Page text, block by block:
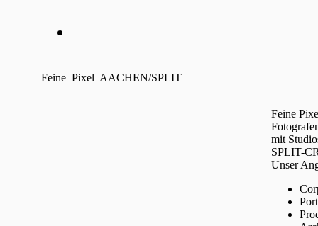
Feine Pixel AACHEN/SPLIT
Feine
mit
SPLIT-
Unser